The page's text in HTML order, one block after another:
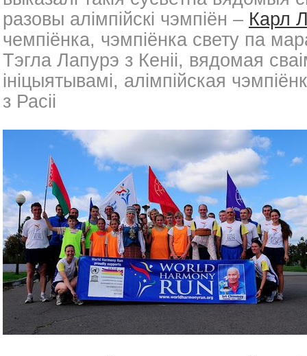
разовы алімпійскі чэмпіён – Карл
чемпіёнка, чэмпіёнка свету па
Тэгла Лапурэ з Кеніі, вядомая
ініцыятывамі, алімпійская
з Расіі